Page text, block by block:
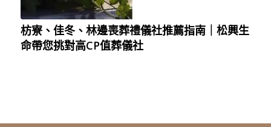
枋寮、佳冬、林邊喪葬禮儀社推薦指南｜松興生
命帶您挑對高CP值葬儀社